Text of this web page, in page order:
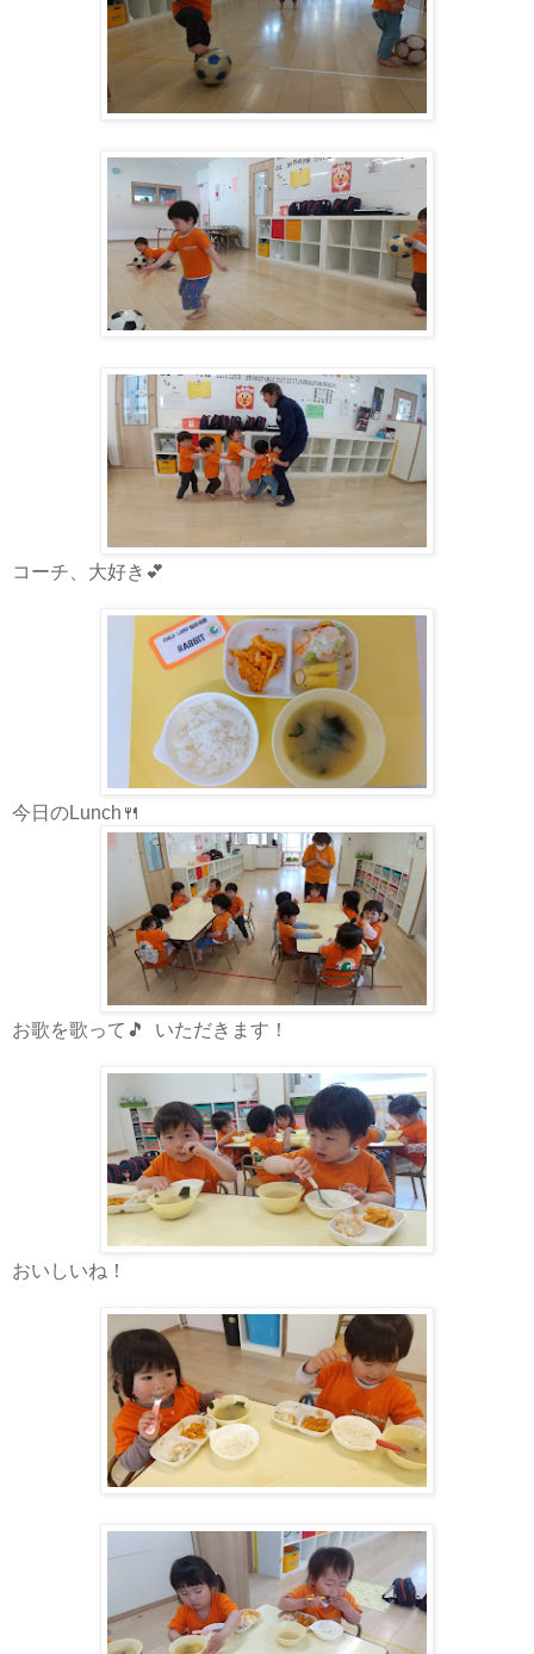
コーチ、大好き💕
今日のLunch🍴
お歌を歌って🎵 いただきます！
おいしいね！